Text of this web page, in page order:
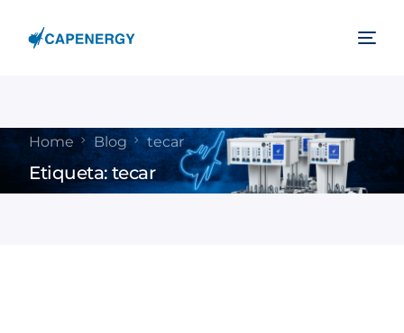
Home Blog tecar
Etiqueta:tecar